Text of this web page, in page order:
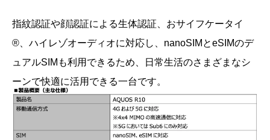
指紋認証や顔認証による生体認証、おサイフケータイ
®、ハイレゾオーディオに対応し、nanoSIMとeSIMのデ
ュアルSIMも利用できるため、日常生活のさまざまなシ
ーンで快適に活用できる一台です。